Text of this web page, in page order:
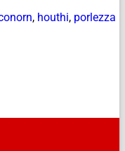
, houthi, porlezza